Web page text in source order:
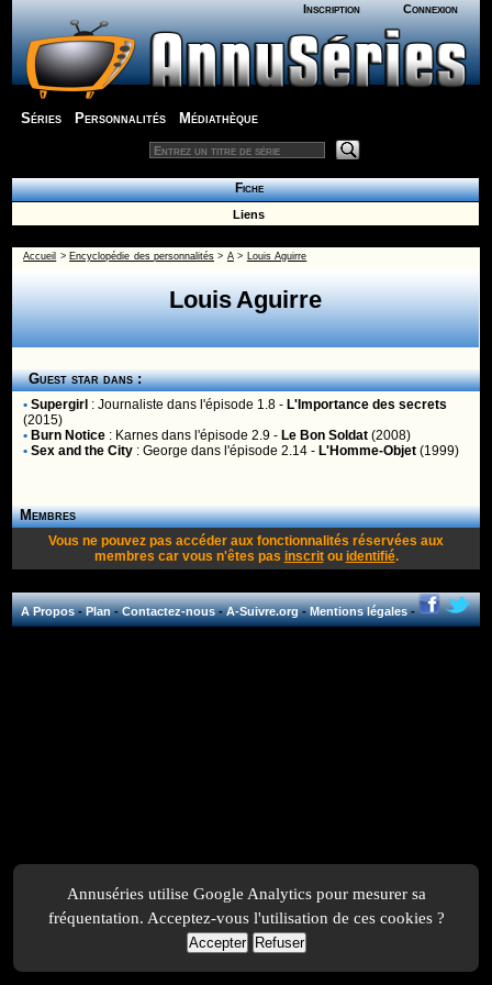
Inscription Connexion
Séries Personnalités Médiathèque
Fiche
Liens
Accueil > Encyclopédie des personnalités > A> Louis Aguirre
Louis Aguirre
Guest star dans :
• Supergirl :Journaliste dans l'épisode 1.8 - L'Importance des secrets
(2015)
• Burn Notice : Karnes dans l'épisode 2.9 - Le Bon Soldat (2008)
• Sex and the City :George dans l'épisode 2.14 - L'Homme-Objet (1999)
Membres
Vous ne pouvez pas accéder aux fonctionnalités réservées aux
membres car vous n'êtes pas inscritou identifié.
A Propos-Plan-Contactez-nous-A-Suivre.org-Mentions légales-
Annuséries utilise Google Analytics pour mesurer sa
fréquentation. Acceptez-vous l'utilisation de ces cookies ?
Accepter Refuser